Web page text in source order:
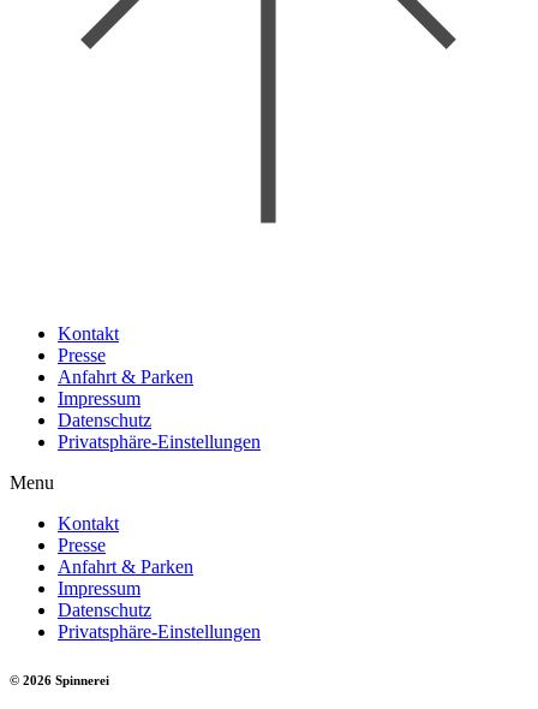
Kontakt
Presse
Anfahrt & Parken
Impressum
Datenschutz
Privatsphäre-Einstellungen
Menu
Kontakt
Presse
Anfahrt & Parken
Impressum
Datenschutz
Privatsphäre-Einstellungen
© 2026 Spinnerei